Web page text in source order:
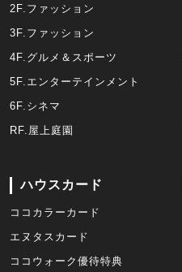
2F.ファッション
3F.ファッション
4F.グルメ＆スポーツ
5F.エンターテインメント
6F.シネマ
RF.屋上庭園
ハウスカード
ココカラーカード
エヌタスカード
ココウォーク優待特典